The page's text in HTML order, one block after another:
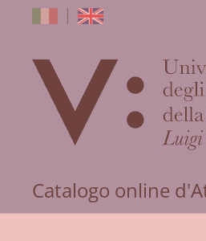
Catalogo online